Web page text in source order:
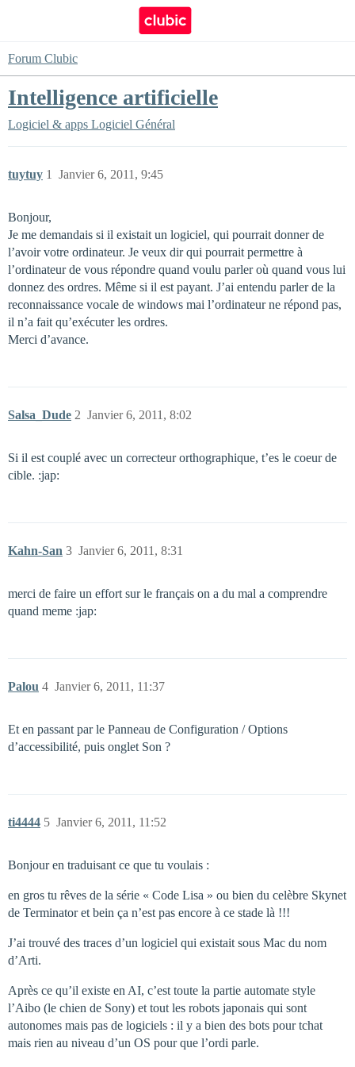
Forum Clubic
Intelligence artificielle
Logiciel & apps Logiciel Général
tuytuy Janvier 6, 2011, 9:45
1
Bonjour,
Je me demandais si il existait un logiciel, qui pourrait donner de
l’avoir votre ordinateur. Je veux dir qui pourrait permettre à
l’ordinateur de vous répondre quand voulu parler où quand vous lui
donnez des ordres. Même si il est payant. J’ai entendu parler de la
reconnaissance vocale de windows mai l’ordinateur ne répond pas,
il n’a fait qu’exécuter les ordres.
Merci d’avance.
Salsa_Dude Janvier 6, 2011, 8:02
2
Si il est couplé avec un correcteur orthographique, t’es le coeur de
cible. :jap:
Kahn-San Janvier 6, 2011, 8:31
3
merci de faire un effort sur le français on a du mal a comprendre
quand meme :jap:
Palou Janvier 6, 2011, 11:37
4
Et en passant par le Panneau de Configuration / Options
d’accessibilité, puis onglet Son ?
ti4444 Janvier 6, 2011, 11:52
5
Bonjour en traduisant ce que tu voulais :
en gros tu rêves de la série « Code Lisa » ou bien du celèbre Skynet
de Terminator et bein ça n’est pas encore à ce stade là !!!
J’ai trouvé des traces d’un logiciel qui existait sous Mac du nom
d’Arti.
Après ce qu’il existe en AI, c’est toute la partie automate style
l’Aibo (le chien de Sony) et tout les robots japonais qui sont
autonomes mais pas de logiciels : il y a bien des bots pour tchat
mais rien au niveau d’un OS pour que l’ordi parle.